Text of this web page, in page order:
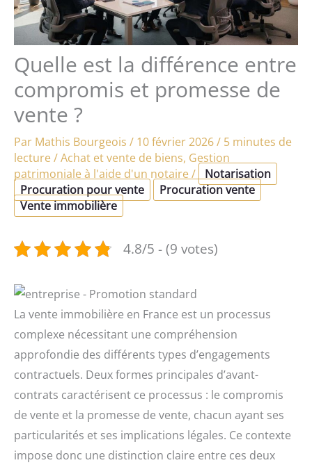
Quelle est la différence entre
compromis et promesse de
vente ?
Par Mathis Bourgeois / 10 février 2026/ 5 minutes de
lecture/Achat et vente de biens, Gestion
patrimoniale à l'aide d'un notaire/
Notarisation
Procuration pour vente
Procuration vente
Vente immobilière
4.8/5 - (9 votes)
La vente immobilière en France est un processus
complexe nécessitant une compréhension
approfondie des différents types d’engagements
contractuels. Deux formes principales d’avant-
contrats caractérisent ce processus : le compromis
de vente et la promesse de vente, chacun ayant ses
particularités et ses implications légales. Ce contexte
impose donc une distinction claire entre ces deux